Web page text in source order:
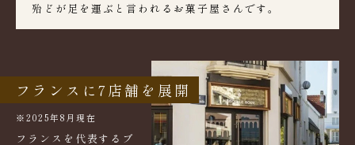
殆どが足を運ぶと言われるお菓子屋さんです。
フランスに7店舗を展開
※2025年8月現在
フランスを代表するブ